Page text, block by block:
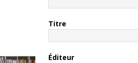
Titre
Éditeur